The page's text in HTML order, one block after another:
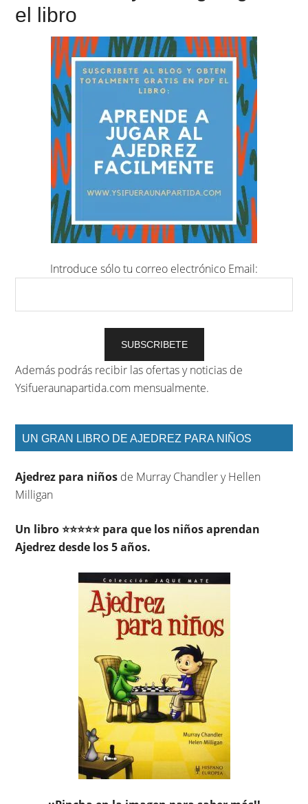
el libro
Introduce sólo tu correo electrónico Email:
Además podrás recibir las ofertas y noticias de
Ysifueraunapartida.com mensualmente.
UN GRAN LIBRO DE AJEDREZ PARA NIÑOS
Ajedrez para niños de Murray Chandler y Hellen
Milligan
Un libro ⭐⭐⭐⭐⭐ para que los niños aprendan
Ajedrez desde los 5 años.